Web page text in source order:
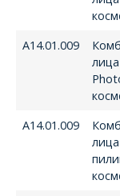
А14.01.009
А14.01.009